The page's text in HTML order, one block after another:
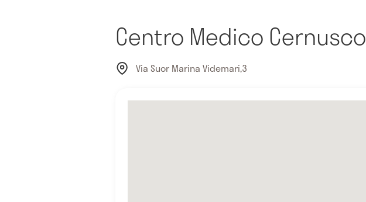
Centro Medico Cernusco
Via Suor Marina Videmari,3